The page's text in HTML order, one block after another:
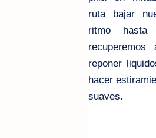
ruta bajar
ritmo hasta
recuperemos
reponer
hacer
suaves.